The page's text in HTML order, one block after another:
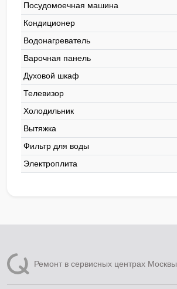
Посудомоечная машина
Кондиционер
Водонагреватель
Варочная панель
Духовой шкаф
Телевизор
Холодильник
Вытяжка
Фильтр для воды
Электроплита
Ремонт в сервисных центрах Москвы